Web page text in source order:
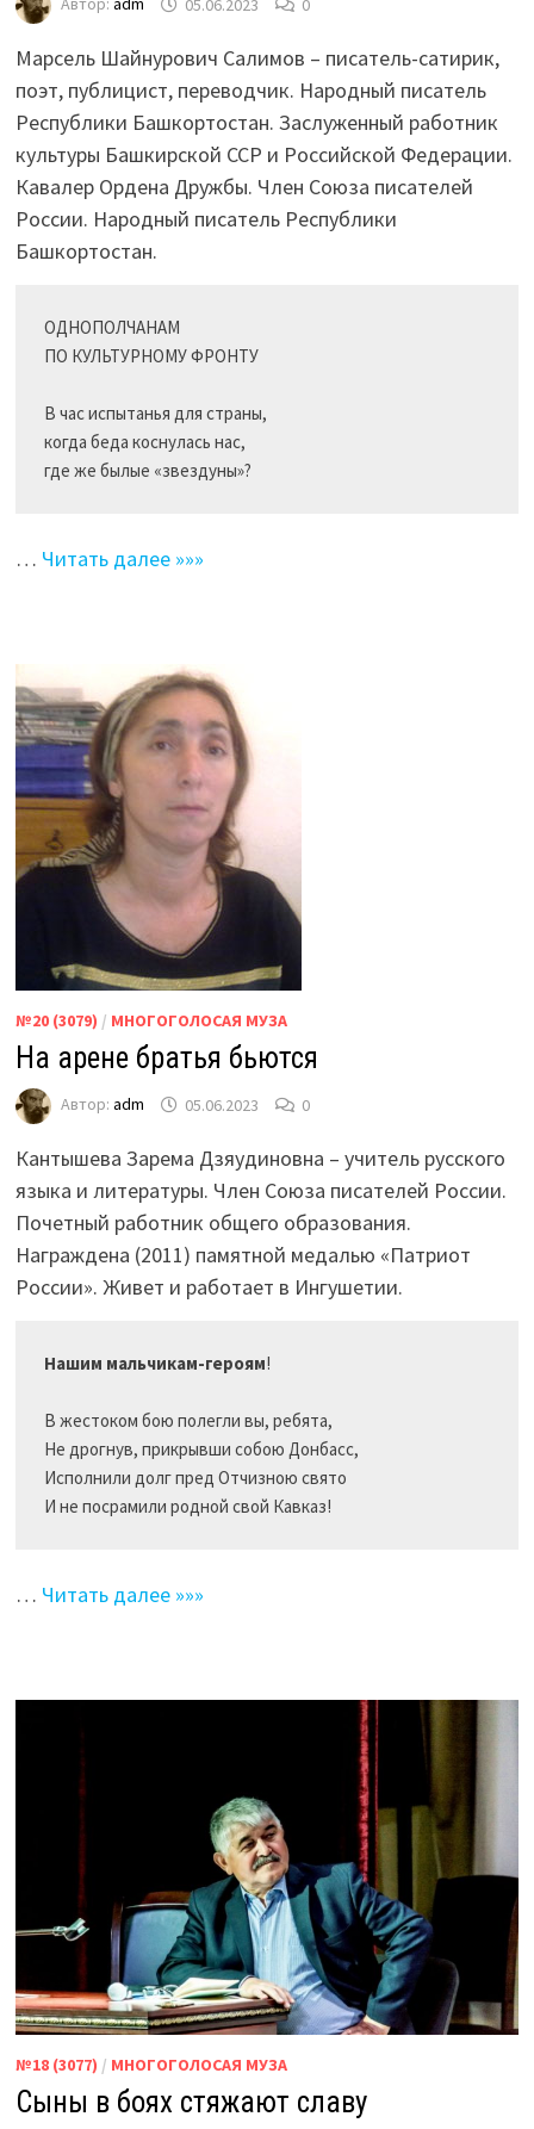
Автор: adm 05.06.2023 0
Марсель Шайнурович Салимов – писатель-сатирик,
поэт, публицист, переводчик. Народный писатель
Республики Башкортостан. Заслуженный работник
культуры Башкирской ССР и Российской Федерации.
Кавалер Ордена Дружбы. Член Союза писателей
России. Народный писатель Республики
Башкортостан.
ОДНОПОЛЧАНАМ
ПО КУЛЬТУРНОМУ ФРОНТУ
В час испытанья для страны,
когда беда коснулась нас,
где же былые «звездуны»?
… Читать далее »»»
№20 (3079) / МНОГОГОЛОСАЯ МУЗА
На арене братья бьются
Автор: adm 05.06.2023 0
Кантышева Зарема Дзяудиновна – учитель русского
языка и литературы. Член Союза писателей России.
Почетный работник общего образования.
Награждена (2011) памятной медалью «Патриот
России». Живет и работает в Ингушетии.
Нашим мальчикам-героям!
В жестоком бою полегли вы, ребята,
Не дрогнув, прикрывши собою Донбасс,
Исполнили долг пред Отчизною свято
И не посрамили родной свой Кавказ!
… Читать далее »»»
№18 (3077) / МНОГОГОЛОСАЯ МУЗА
Сыны в боях стяжают славу